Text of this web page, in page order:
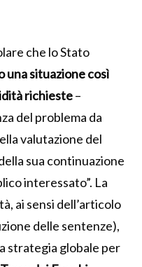
che lo Stato
una situazione così
richieste–
del problema da
valutazione del
sua continuazione
interessato”. La
ai sensi dell’articolo
delle sentenze),
strategia globale per